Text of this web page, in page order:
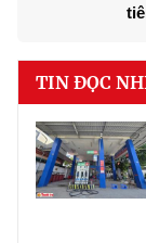
TIN ĐỌC